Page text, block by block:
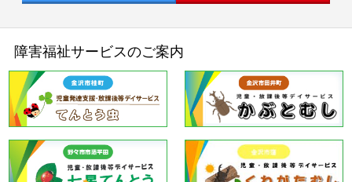
障害福祉サービスのご案内